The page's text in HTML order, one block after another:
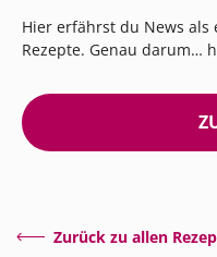
Hier erfährst du News
Rezepte. Genau darum…
Zurück zu allen